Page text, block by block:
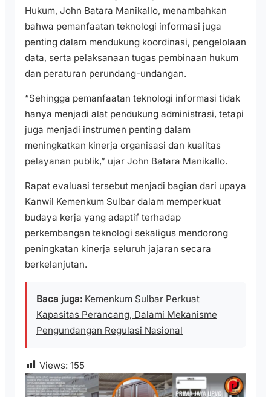
Hukum, John Batara Manikallo, menambahkan
bahwa pemanfaatan teknologi informasi juga
penting dalam mendukung koordinasi, pengelolaan
data, serta pelaksanaan tugas pembinaan hukum
dan peraturan perundang-undangan.
“Sehingga pemanfaatan teknologi informasi tidak
hanya menjadi alat pendukung administrasi, tetapi
juga menjadi instrumen penting dalam
meningkatkan kinerja organisasi dan kualitas
pelayanan publik,” ujar John Batara Manikallo.
Rapat evaluasi tersebut menjadi bagian dari upaya
Kanwil Kemenkum Sulbar dalam memperkuat
budaya kerja yang adaptif terhadap
perkembangan teknologi sekaligus mendorong
peningkatan kinerja seluruh jajaran secara
berkelanjutan.
Baca juga: Kemenkum Sulbar Perkuat
Kapasitas Perancang, Dalami Mekanisme
Pengundangan Regulasi Nasional
Views: 155